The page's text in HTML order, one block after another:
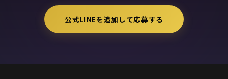
公式LINEを追加して応募する